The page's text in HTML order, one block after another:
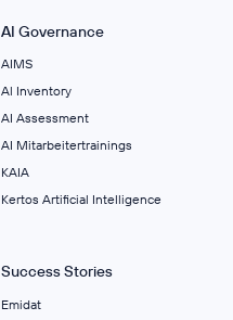
AI Governance
AIMS
Al Inventory
AI Assessment
AI Mitarbeitertrainings
KAIA
Kertos Artificial Intelligence
Success Stories
Emidat